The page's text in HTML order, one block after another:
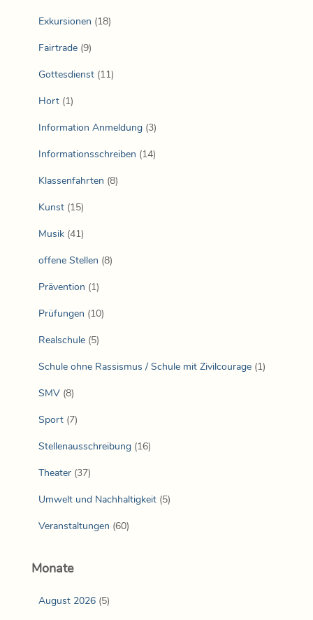
Exkursionen (18)
Fairtrade (9)
Gottesdienst (11)
Hort (1)
Information Anmeldung (3)
Informationsschreiben (14)
Klassenfahrten (8)
Kunst (15)
Musik (41)
offene Stellen (8)
Prävention (1)
Prüfungen (10)
Realschule (5)
Schule ohne Rassismus / Schule mit Zivilcourage (1)
SMV (8)
Sport (7)
Stellenausschreibung (16)
Theater (37)
Umwelt und Nachhaltigkeit (5)
Veranstaltungen (60)
Monate
August 2026 (5)